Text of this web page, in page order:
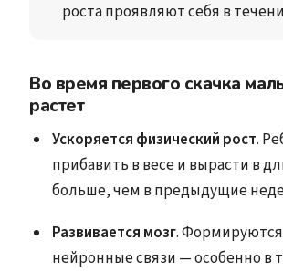
роста проявляют себя в
Во время первого скачка
растет
Ускоряется физический рост.
прибавить в весе и вырасти в
больше, чем в предыдущие
Развивается мозг.
нейронные связи — особенно в